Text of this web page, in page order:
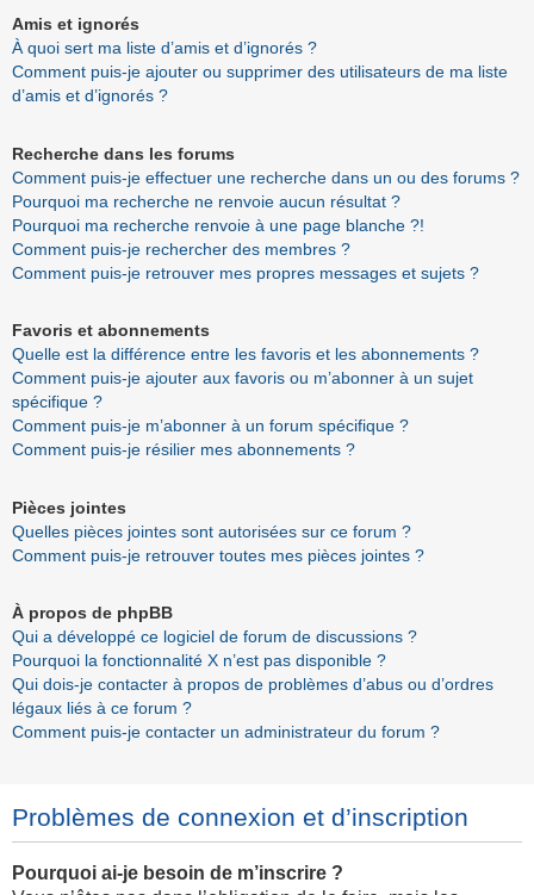
Amis et ignorés
À quoi sert ma liste d’amis et d’ignorés ?
Comment puis-je ajouter ou supprimer des utilisateurs de ma liste
d’amis et d’ignorés ?
Recherche dans les forums
Comment puis-je effectuer une recherche dans un ou des forums ?
Pourquoi ma recherche ne renvoie aucun résultat ?
Pourquoi ma recherche renvoie à une page blanche ?!
Comment puis-je rechercher des membres ?
Comment puis-je retrouver mes propres messages et sujets ?
Favoris et abonnements
Quelle est la différence entre les favoris et les abonnements ?
Comment puis-je ajouter aux favoris ou m’abonner à un sujet
spécifique ?
Comment puis-je m’abonner à un forum spécifique ?
Comment puis-je résilier mes abonnements ?
Pièces jointes
Quelles pièces jointes sont autorisées sur ce forum ?
Comment puis-je retrouver toutes mes pièces jointes ?
À propos de phpBB
Qui a développé ce logiciel de forum de discussions ?
Pourquoi la fonctionnalité X n’est pas disponible ?
Qui dois-je contacter à propos de problèmes d’abus ou d’ordres
légaux liés à ce forum ?
Comment puis-je contacter un administrateur du forum ?
Problèmes de connexion et d’inscription
Pourquoi ai-je besoin de m’inscrire ?